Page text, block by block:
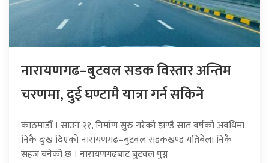
नारायणगढ–बुटवल सडक विस्तार अन्तिम
चरणमा, दुई घण्टामै यात्रा गर्न सकिने
काठमाडौँ । साउन २१, निर्माण सुरु गरेको झण्डै सात वर्षको अवधिमा
निकै दुःख दिएको नारायणगढ–बुटवल सडकखण्ड यतिबेला निकै
सहज बनेको छ । नारायणगढबाट बुटवल पुग्न